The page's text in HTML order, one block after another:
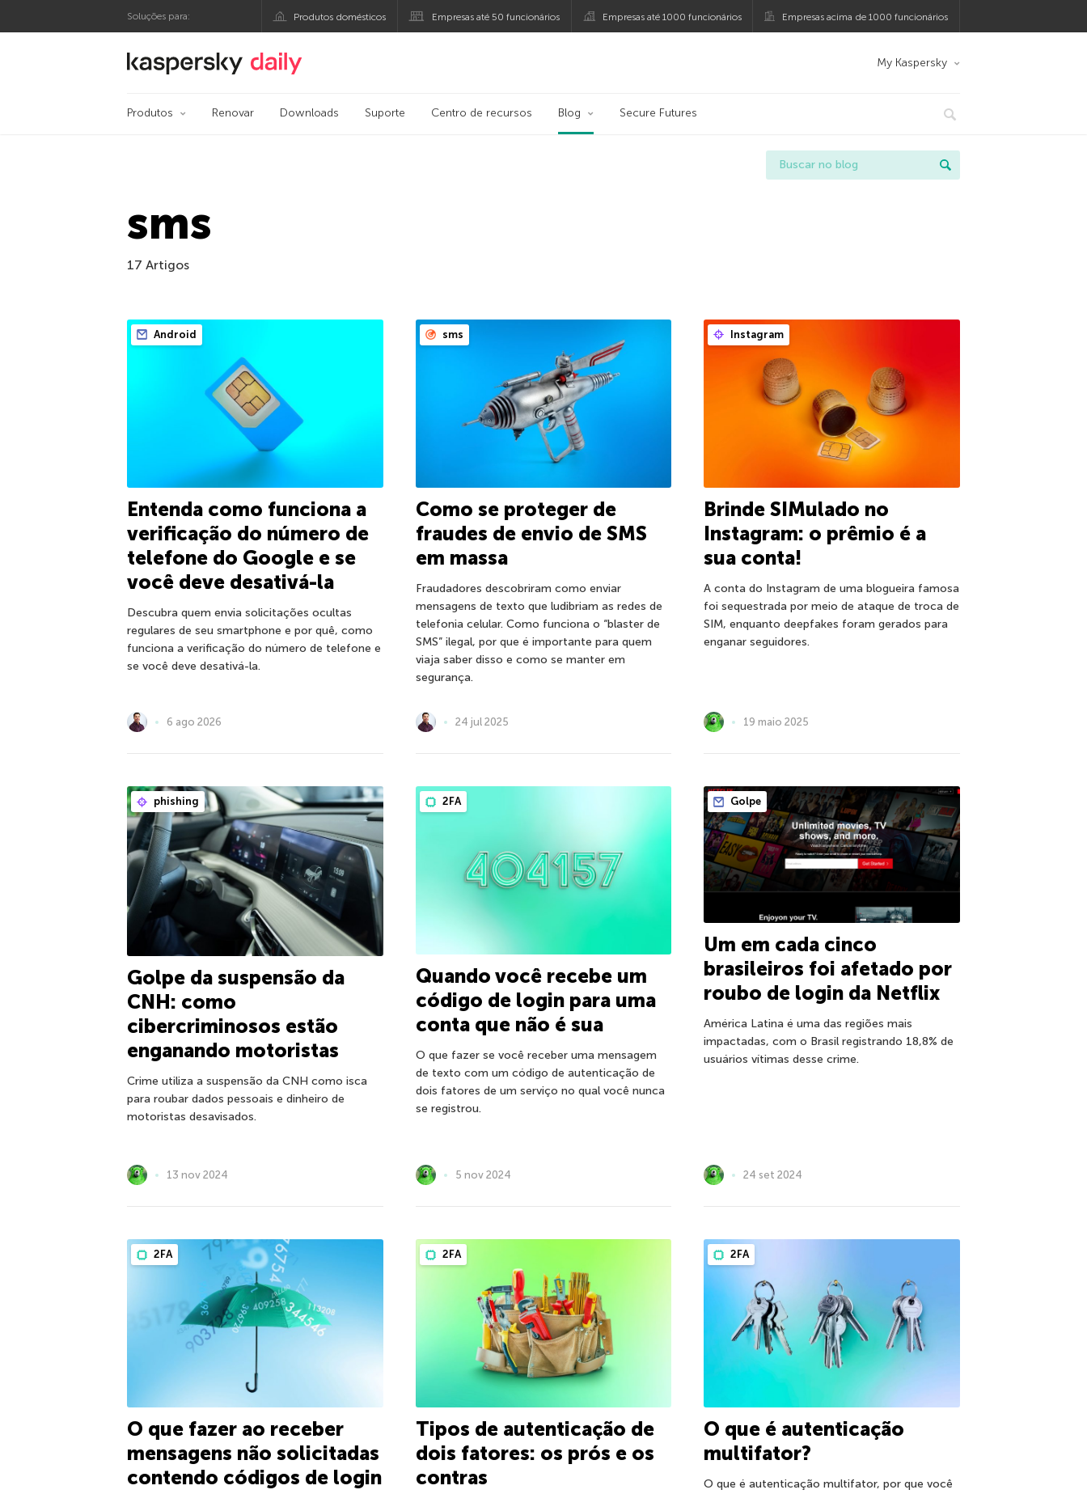
Soluções para: Produtos domésticos Empresas até 50 funcionários Empresas até 1000 funcionários Empresas acima de 1000 funcionários
Blog oficial da Kaspersky My Kaspersky
Produtos Renovar Downloads Suporte Centro de recursos Blog Secure Futures
sms
17 Artigos
Android
Entenda como funciona a
verificação do número de
telefone do Google e se
você deve desativá-la
Descubra quem envia solicitações ocultas
regulares de seu smartphone e por quê, como
funciona a verificação do número de telefone e
se você deve desativá-la.
6 ago 2026
sms
Como se proteger de
fraudes de envio de SMS
em massa
Fraudadores descobriram como enviar
mensagens de texto que ludibriam as redes de
telefonia celular. Como funciona o “blaster de
SMS” ilegal, por que é importante para quem
viaja saber disso e como se manter em
segurança.
24 jul 2025
Instagram
Brinde SIMulado no
Instagram: o prêmio é a
sua conta!
A conta do Instagram de uma blogueira famosa
foi sequestrada por meio de ataque de troca de
SIM, enquanto deepfakes foram gerados para
enganar seguidores.
19 maio 2025
phishing
Golpe da suspensão da
CNH: como
cibercriminosos estão
enganando motoristas
Crime utiliza a suspensão da CNH como isca
para roubar dados pessoais e dinheiro de
motoristas desavisados.
13 nov 2024
2FA
Quando você recebe um
código de login para uma
conta que não é sua
O que fazer se você receber uma mensagem
de texto com um código de autenticação de
dois fatores de um serviço no qual você nunca
se registrou.
5 nov 2024
Golpe
Um em cada cinco
brasileiros foi afetado por
roubo de login da Netflix
América Latina é uma das regiões mais
impactadas, com o Brasil registrando 18,8% de
usuários vítimas desse crime.
24 set 2024
2FA
O que fazer ao receber
mensagens não solicitadas
contendo códigos de login
2FA
Tipos de autenticação de
dois fatores: os prós e os
contras
2FA
O que é autenticação
multifator?
O que é autenticação multifator, por que você